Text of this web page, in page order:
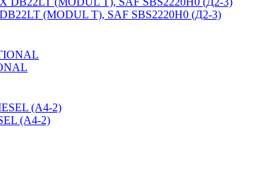
(MODUL T), SAF SBS2220H0 (Д2-3)
(А4-2)